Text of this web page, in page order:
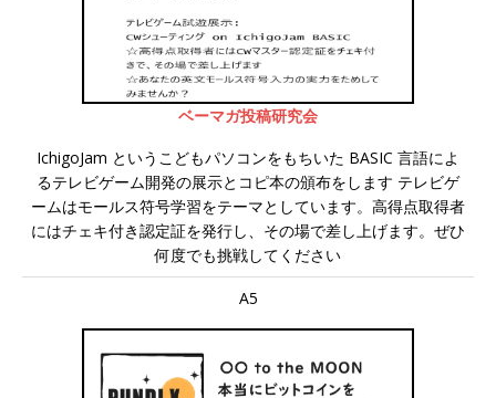
ベーマガ投稿研究会
IchigoJam というこどもパソコンをもちいた BASIC 言語によ
るテレビゲーム開発の展示とコピ本の頒布をします テレビゲ
ームはモールス符号学習をテーマとしています。高得点取得者
にはチェキ付き認定証を発行し、その場で差し上げます。ぜひ
何度でも挑戦してください
A5